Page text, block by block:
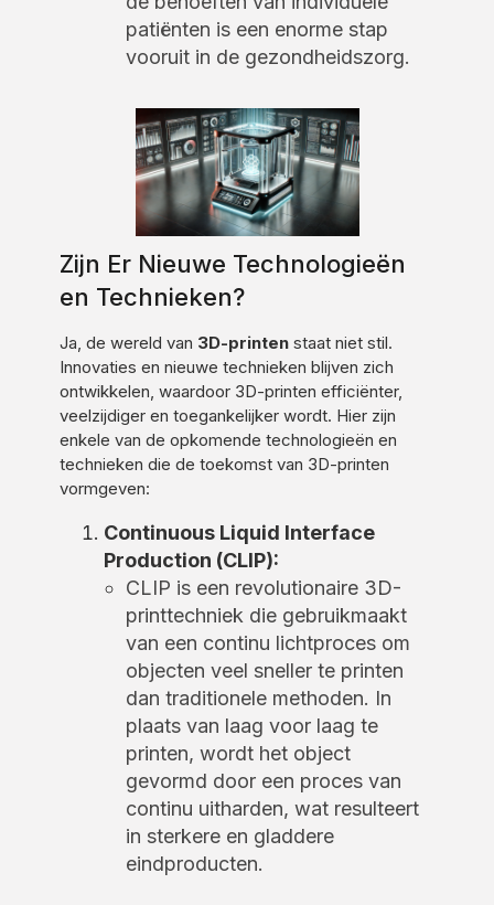
patiënten is een enorme stap
vooruit in de gezondheidszorg.
Zijn Er Nieuwe Technologieën
en Technieken?
Ja, de wereld van 3D-printen staat niet stil.
Innovaties en nieuwe technieken blijven zich
ontwikkelen, waardoor 3D-printen efficiënter,
veelzijdiger en toegankelijker wordt. Hier zijn
enkele van de opkomende technologieën en
technieken die de toekomst van 3D-printen
vormgeven:
Continuous Liquid Interface
Production (CLIP):
CLIP is een revolutionaire 3D-
printtechniek die gebruikmaakt
van een continu lichtproces om
objecten veel sneller te printen
dan traditionele methoden. In
plaats van laag voor laag te
printen, wordt het object
gevormd door een proces van
continu uitharden, wat resulteert
in sterkere en gladdere
eindproducten.